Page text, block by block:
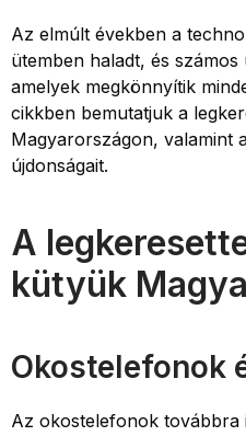
Az elmúlt években a
ütemben haladt, és
amelyek megkönnyítik
cikkben bemutatjuk a
Magyarországon, valamint
újdonságait.
A
kütyük
Okostelefonok
Az okostelefonok továbbra